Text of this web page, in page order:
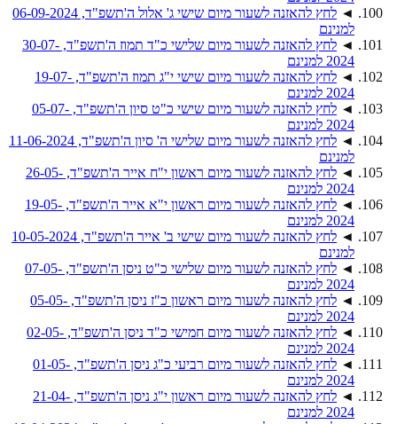
◄
לחץ להאזנה לשעור מיום שישי ג' אלול ה'תשפ"ד, 06-09-2024
למנינם
◄
לחץ להאזנה לשעור מיום שלישי כ"ד תמוז ה'תשפ"ד, 30-07-
2024 למנינם
◄
לחץ להאזנה לשעור מיום שישי י"ג תמוז ה'תשפ"ד, 19-07-
2024 למנינם
◄
לחץ להאזנה לשעור מיום שישי כ"ט סיון ה'תשפ"ד, 05-07-
2024 למנינם
◄
לחץ להאזנה לשעור מיום שלישי ה' סיון ה'תשפ"ד, 11-06-2024
למנינם
◄
לחץ להאזנה לשעור מיום ראשון י"ח אייר ה'תשפ"ד, 26-05-
2024 למנינם
◄
לחץ להאזנה לשעור מיום ראשון י"א אייר ה'תשפ"ד, 19-05-
2024 למנינם
◄
לחץ להאזנה לשעור מיום שישי ב' אייר ה'תשפ"ד, 10-05-2024
למנינם
◄
לחץ להאזנה לשעור מיום שלישי כ"ט ניסן ה'תשפ"ד, 07-05-
2024 למנינם
◄
לחץ להאזנה לשעור מיום ראשון כ"ז ניסן ה'תשפ"ד, 05-05-
2024 למנינם
◄
לחץ להאזנה לשעור מיום חמישי כ"ד ניסן ה'תשפ"ד, 02-05-
2024 למנינם
◄
לחץ להאזנה לשעור מיום רביעי כ"ג ניסן ה'תשפ"ד, 01-05-
2024 למנינם
◄
לחץ להאזנה לשעור מיום ראשון י"ג ניסן ה'תשפ"ד, 21-04-
2024 למנינם